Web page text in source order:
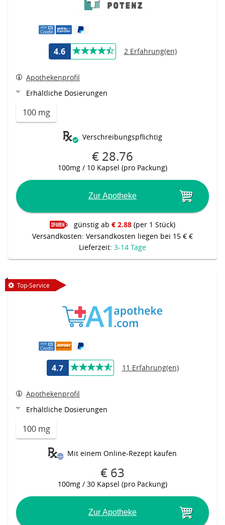
4.6 2 Erfahrung(en)
Apothekenprofil
Erhältliche Dosierungen
100 mg
Verschreibungspflichtig
€ 28.76
100mg / 10 Kapsel (pro Packung)
Zur Apotheke
günstig ab € 2.88 (per 1 Stück)
Versandkosten: Versandkosten liegen bei 15 € €
Lieferzeit: 3-14 Tage
Top-Service
4.7 11 Erfahrung(en)
Apothekenprofil
Erhältliche Dosierungen
100 mg
Mit einem Online-Rezept kaufen
€ 63
100mg / 30 Kapsel (pro Packung)
Zur Apotheke